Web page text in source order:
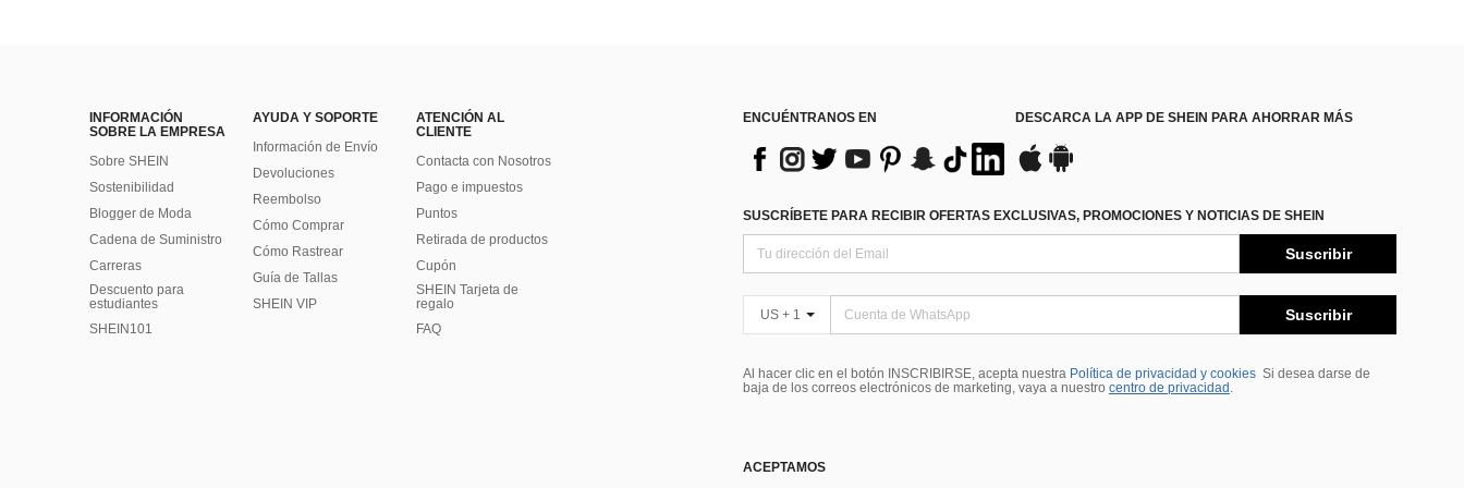
INFORMACIÓN
SOBRE LA EMPRESA
Sobre SHEIN
Sostenibilidad
Blogger de Moda
Cadena de Suministro
Carreras
Descuento para
estudiantes
SHEIN101
AYUDA Y SOPORTE
Información de Envío
Devoluciones
Reembolso
Cómo Comprar
Cómo Rastrear
Guía de Tallas
SHEIN VIP
ATENCIÓN AL
CLIENTE
Contacta con Nosotros
Pago e impuestos
Puntos
Retirada de productos
Cupón
SHEIN Tarjeta de
regalo
FAQ
ENCUÉNTRANOS EN DESCARCA LA APP DE SHEIN PARA AHORRAR MÁS
SUSCRÍBETE PARA RECIBIR OFERTAS EXCLUSIVAS, PROMOCIONES Y NOTICIAS DE SHEIN
Suscribir
US + 1 Suscribir
Al hacer clic en el botón INSCRIBIRSE, acepta nuestra Política de privacidad y cookies Si desea darse de
baja de los correos electrónicos de marketing, vaya a nuestro centro de privacidad .
ACEPTAMOS